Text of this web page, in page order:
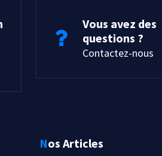
Vous avez des
questions ?
Contactez-nous
Nos Articles